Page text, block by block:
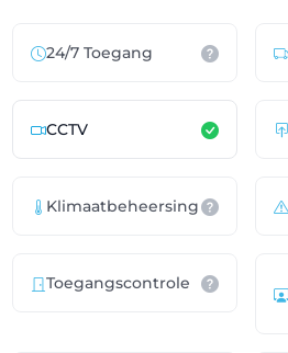
24/7 Toegang
CCTV
Klimaatbeheersing
Toegangscontrole